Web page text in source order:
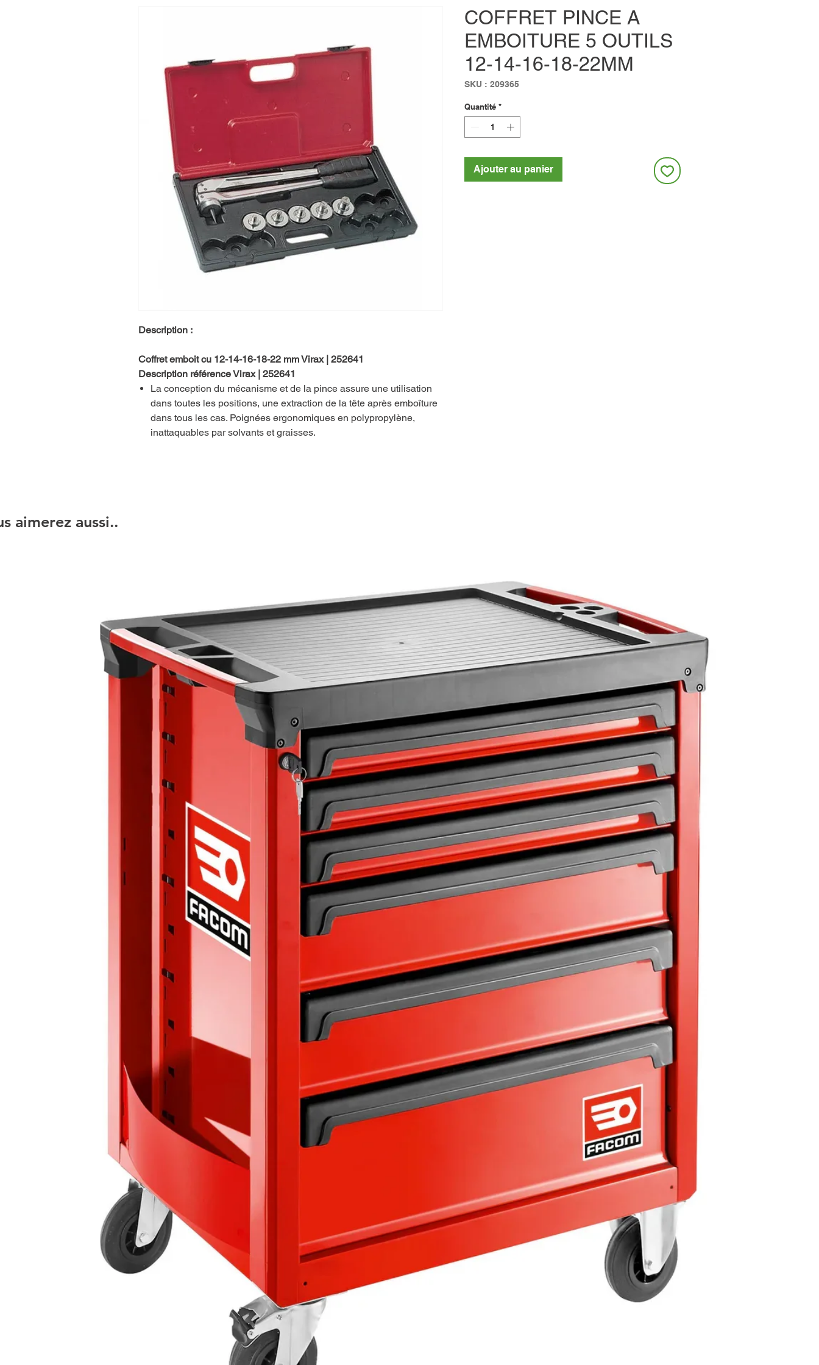
Description :
Coffret emboit cu 12-14-16-18-22 mm Virax | 252641
Description référence Virax | 252641
La conception du mécanisme et de la pince assure une utilisation
dans toutes les positions, une extraction de la tête après emboîture
dans tous les cas. Poignées ergonomiques en polypropylène,
inattaquables par solvants et graisses.
COFFRET PINCE A
EMBOITURE 5 OUTILS
12-14-16-18-22MM
SKU : 209365
Quantité *
Ajouter au panier
aimerez aussi..